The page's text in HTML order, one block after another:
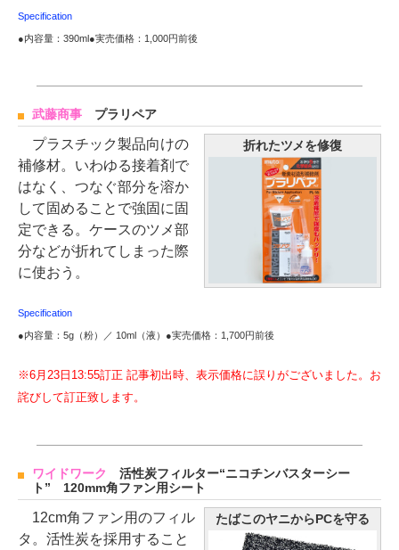
Specification
●内容量：390ml●実売価格：1,000円前後
武藤商事プラリペア
折れたツメを修復
プラスチック製品向けの
補修材。いわゆる接着剤で
はなく、つなぐ部分を溶か
して固めることで強固に固
定できる。ケースのツメ部
分などが折れてしまった際
に使おう。
Specification
●内容量：5g（粉）／ 10ml（液）●実売価格：1,700円前後
※6月23日13:55訂正 記事初出時、表示価格に誤りがございました。お
詫びして訂正致します。
ワイドワーク
活性炭フィルター“ニコチンバスターシー
ト” 120mm角ファン用シート
たばこのヤニからPCを守る
12cm角ファン用のフィル
タ。活性炭を採用すること